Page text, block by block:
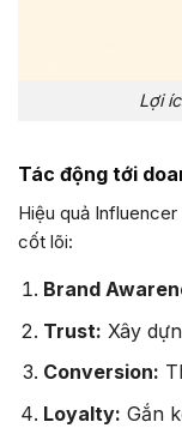
Lợi
Tác động tới
Hiệu quả
cốt lõi:
Brand
Trust: Xây
Conversion:
Loyalty: Gắn